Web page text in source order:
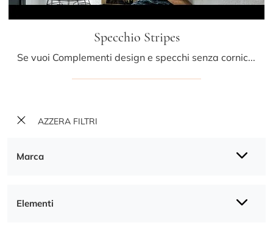
AZZERA FILTRI
Marca
Elementi
Specchio Stripes
Se vuoi Complementi design e specchi senza cornice ottieni informazioni sul modello Specchio Stripes della firma Cattelan Italia.